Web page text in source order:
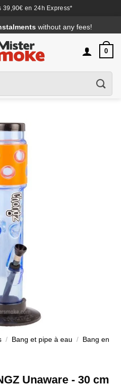
39,90€ en 24h Express*
without any fees!
0
/ Bang et pipe à eau /
Bang en
Unaware - 30 cm